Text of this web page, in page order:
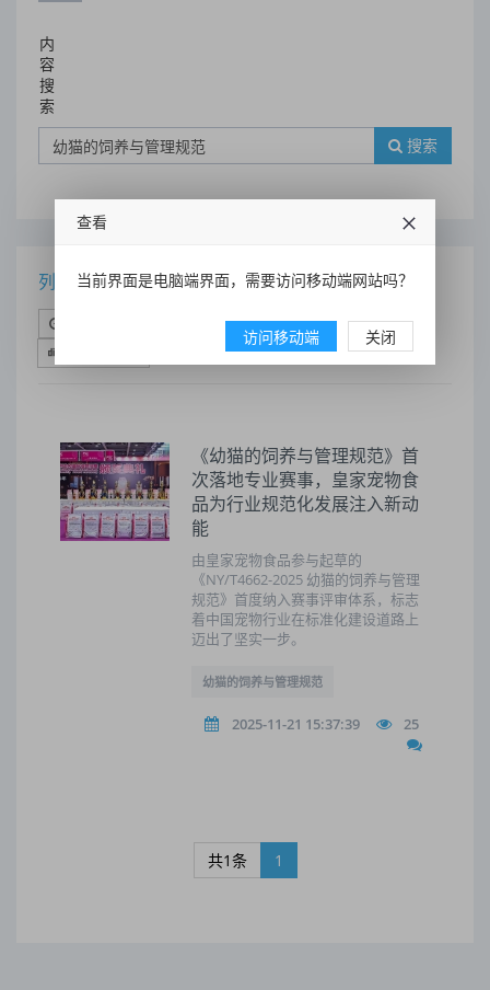
内
容
搜
索
搜索
列表
评论排序
评分排序
《幼猫的饲养与管理规范》首
次落地专业赛事，皇家宠物食
品为行业规范化发展注入新动
能
由皇家宠物食品参与起草的
《NY/T4662-2025 幼猫的饲养与管理
规范》首度纳入赛事评审体系，标志
着中国宠物行业在标准化建设道路上
迈出了坚实一步。
幼猫的饲养与管理规范
2025-11-21 15:37:39 25
共1条 1
查看
当前界面是电脑端界面，需要访问移动端网站吗？
访问移动端 关闭